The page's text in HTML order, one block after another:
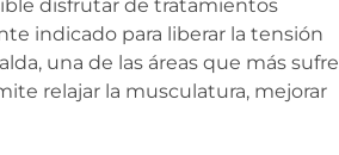
disfrutar de tratamientos
indicado para liberar la tensión
una de las áreas que más sufre
relajar la musculatura, mejorar